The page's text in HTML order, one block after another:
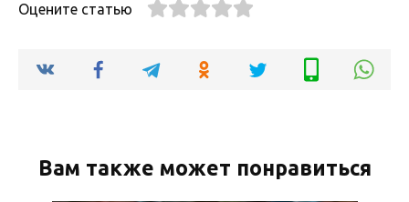
Оцените статью
Вам также может понравиться